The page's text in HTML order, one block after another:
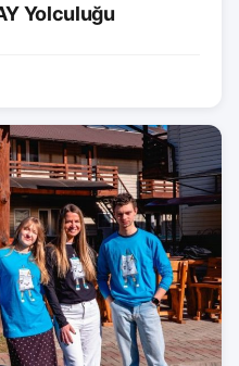
Yolculuğu